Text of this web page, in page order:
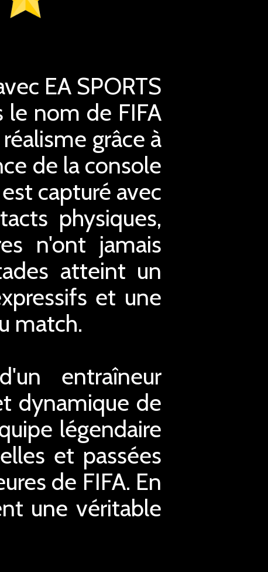
EA SPORTS
le nom de FIFA
grâce à
de la console
capturé avec
physiques,
n'ont jamais
atteint un
et une
match.
entraîneur
dynamique de
légendaire
et passées
de FIFA. En
une véritable